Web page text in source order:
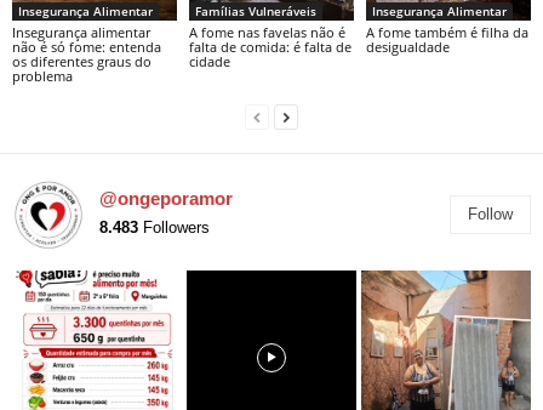
Insegurança Alimentar
Insegurança alimentar
não é só fome: entenda
os diferentes graus do
problema
Famílias Vulneráveis
A fome nas favelas não é
falta de comida: é falta de
cidade
Insegurança Alimentar
A fome também é filha da
desigualdade
@ongeporamor
8.483 Followers
Follow